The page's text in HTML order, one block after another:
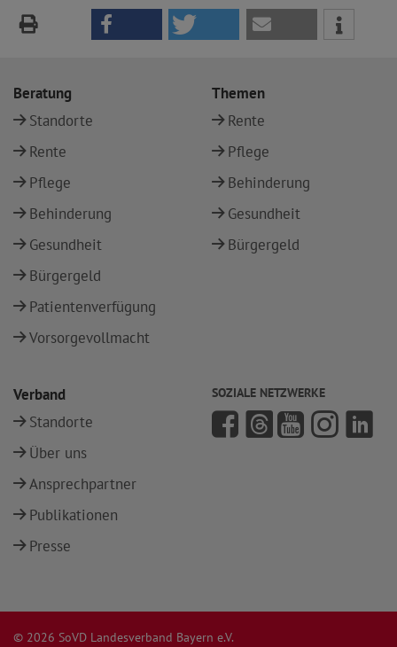
Beratung
Standorte
Rente
Pflege
Behinderung
Gesundheit
Bürgergeld
Patientenverfügung
Vorsorgevollmacht
Themen
Rente
Pflege
Behinderung
Gesundheit
Bürgergeld
Verband
Standorte
Über uns
Ansprechpartner
Publikationen
Presse
SOZIALE NETZWERKE
© 2026 SoVD Landesverband Bayern e.V.